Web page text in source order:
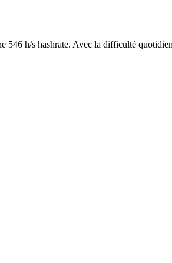
h/s hashrate. Avec la difficulté